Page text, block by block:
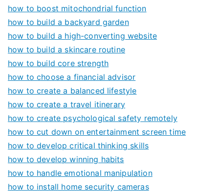
how to boost mitochondrial function
how to build a backyard garden
how to build a high-converting website
how to build a skincare routine
how to build core strength
how to choose a financial advisor
how to create a balanced lifestyle
how to create a travel itinerary
how to create psychological safety remotely
how to cut down on entertainment screen time
how to develop critical thinking skills
how to develop winning habits
how to handle emotional manipulation
how to install home security cameras